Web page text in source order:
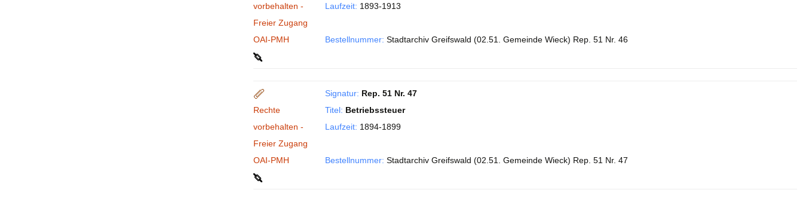
vorbehalten -
Freier Zugang
OAI-PMH
Laufzeit: 1893-1913
Bestellnummer: Stadtarchiv Greifswald (02.51. Gemeinde Wieck) Rep. 51 Nr. 46
Rechte
vorbehalten -
Freier Zugang
OAI-PMH
Signatur: Rep. 51 Nr. 47
Titel: Betriebssteuer
Laufzeit: 1894-1899
Bestellnummer: Stadtarchiv Greifswald (02.51. Gemeinde Wieck) Rep. 51 Nr. 47